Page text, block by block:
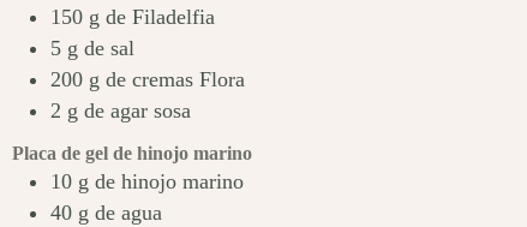
150 g de Filadelfia
5 g de sal
200 g de cremas Flora
2 g de agar sosa
Placa de gel de hinojo marino
10 g de hinojo marino
40 g de agua